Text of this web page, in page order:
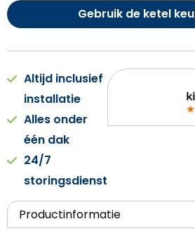
Gebruik de ketel
Altijd inclusief
installatie
Alles onder
één dak
24/7
storingsdienst